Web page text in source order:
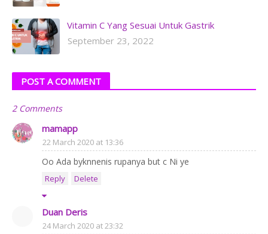
Vitamin C Yang Sesuai Untuk Gastrik
September 23, 2022
POST A COMMENT
2 Comments
mamapp
22 March 2020 at 13:36
Oo Ada byknnenis rupanya but c Ni ye
Reply Delete
Duan Deris
24 March 2020 at 23:32